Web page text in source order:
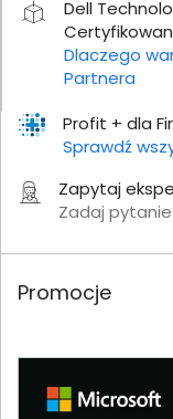
Profit + dla
Sprawdź
Zapytaj
Zadaj pytanie
Dell
Dlaczego
Partnera
Promocje